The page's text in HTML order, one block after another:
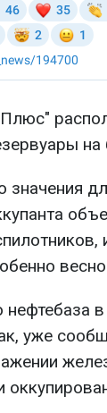
значения
нефтебаза
уже